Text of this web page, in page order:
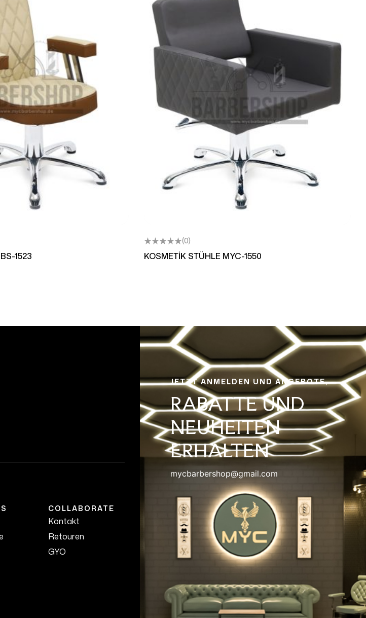
1523
(0)
KOSMETİK STÜHLE MYC-1550
COLLABORATE
Kontakt
Retouren
GYO
JETZT ANMELDEN UND ANGEBOTE,
RABATTE UND
NEUHEITEN
ERHALTEN
mycbarbershop@gmail.com